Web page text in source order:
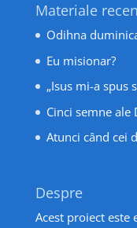
Materiale
Odihna
Eu misionar?
„Isus mi-a spus
Cinci semne ale
Atunci când cei
Despre
Acest proiect este